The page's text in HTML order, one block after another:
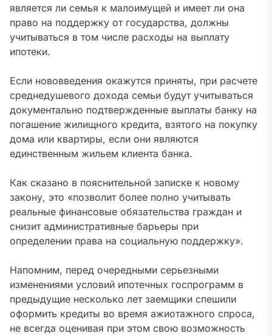
является ли семья к малоимущей и имеет ли она
право на поддержку от государства, должны
учитываться в том числе расходы на выплату
ипотеки.
Если нововведения окажутся приняты, при расчете
среднедушевого дохода семьи будут учитываться
документально подтвержденные выплаты банку на
погашение жилищного кредита, взятого на покупку
дома или квартиры, если они являются
единственным жильем клиента банка.
Как сказано в пояснительной записке к новому
закону, это «позволит более полно учитывать
реальные финансовые обязательства граждан и
снизит административные барьеры при
определении права на социальную поддержку».
Напомним, перед очередными серьезными
изменениями условий ипотечных госпрограмм в
предыдущие несколько лет заемщики спешили
оформить кредиты во время ажиотажного спроса,
не всегда оценивая при этом свою возможность